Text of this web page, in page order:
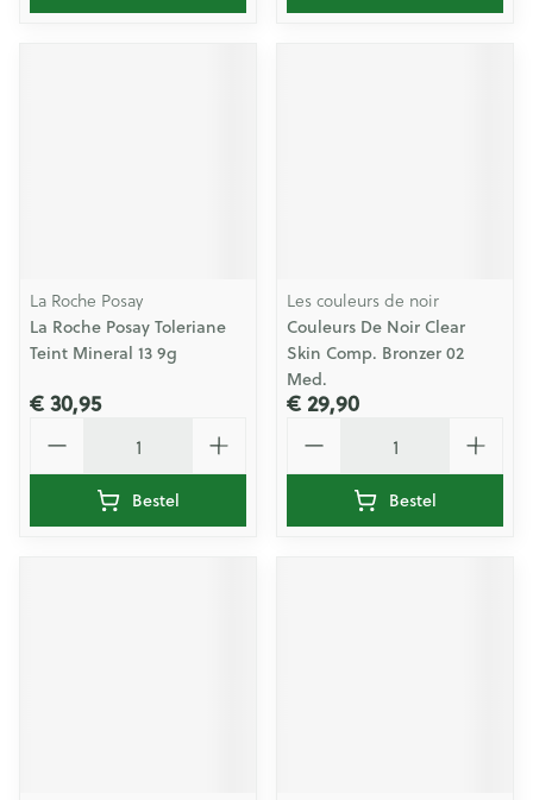
La Roche Posay
La Roche Posay Toleriane
Teint Mineral 13 9g
€ 30,95
Bestel
Les couleurs de noir
Couleurs De Noir Clear
Skin Comp. Bronzer 02
Med.
€ 29,90
Bestel